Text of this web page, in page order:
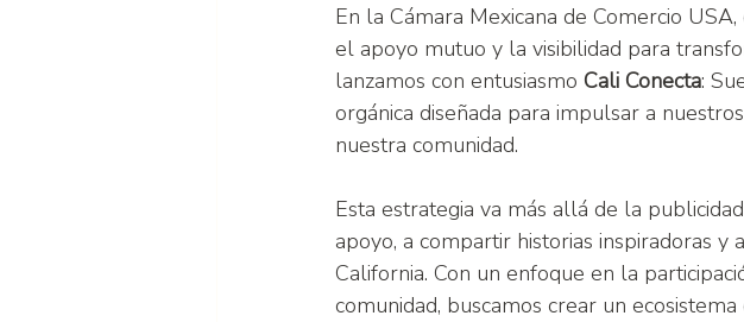
En la Cámara Mexicana de Comercio
el apoyo mutuo y la visibilidad para
lanzamos con entusiasmo Cali Conecta:
orgánica diseñada para impulsar a
nuestra comunidad.
Esta estrategia va más allá de la
apoyo, a compartir historias inspiradoras
California. Con un enfoque en la
comunidad, buscamos crear un